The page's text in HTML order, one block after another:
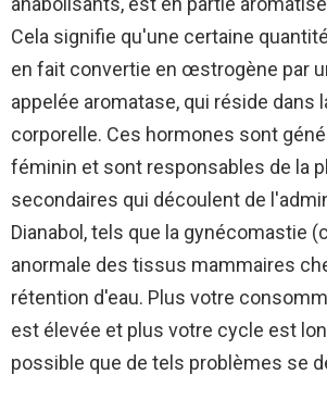
Cela signifie qu'une certaine
en fait convertie en œstrogène par
appelée aromatase, qui réside dans
corporelle. Ces hormones sont
féminin et sont responsables de la
secondaires qui découlent de
Dianabol, tels que la gynécomastie
anormale des tissus mammaires
rétention d'eau. Plus votre
est élevée et plus votre cycle est
possible que de tels problèmes se